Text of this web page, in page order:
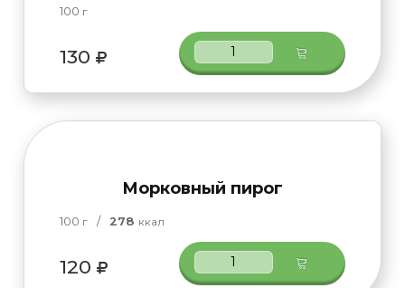
100 г
130
Морковный пирог
100 г / 278 ккал
120